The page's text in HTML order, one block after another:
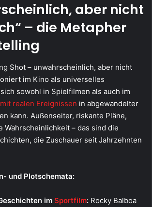
aber nicht
– die Metapher
Shot – unwahrscheinlich, aber nicht
im Kino als universelles
sowohl in Spielfilmen als auch im
realen Ereignissen in abgewandelter
kann. Außenseiter, riskante Pläne,
Wahrscheinlichkeit – das sind die
die Zuschauer seit Jahrzehnten
und Plotschemata:
im Sportfilm: Rocky Balboa